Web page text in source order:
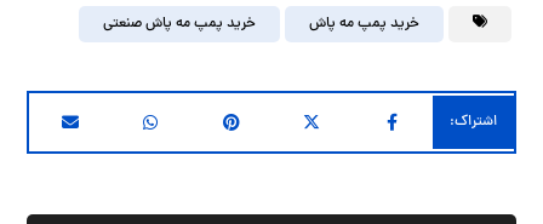
خرید پمپ مه پاش خرید پمپ مه پاش صنعتی